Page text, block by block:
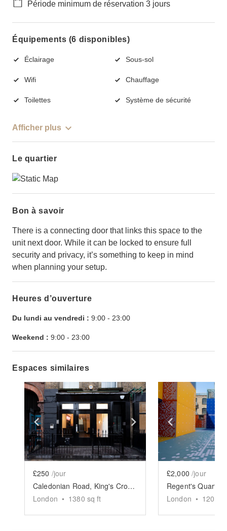
Période minimum de réservation 3 jours
Équipements (6 disponibles)
Éclairage Sous-sol
Wifi Chauffage
Toilettes Système de sécurité
Afficher plus
Le quartier
Bon à savoir
There is a connecting door that links this space to the
unit next door. While it can be locked to ensure full
security and privacy, it’s something to keep in mind
when planning your setup.
Heures d’ouverture
Du lundi au vendredi : 9:00 - 23:00
Weekend : 9:00 - 23:00
Espaces similaires
Show previous slide Show next slide
£250 /jour
Caledonian Road, King's Cross - The Venue
London • 1380 sq ft
Show
£2,000 /jour
London • 12000